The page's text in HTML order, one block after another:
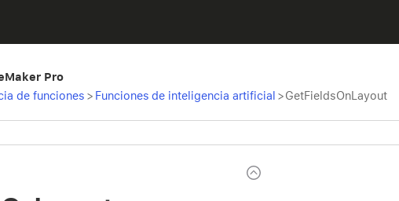
Pro
de funciones > Funciones de inteligencia artificial >GetFieldsOnLayout